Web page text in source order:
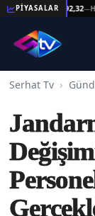
PİYASALAR
Altın44.092,32—
Serhat Tv